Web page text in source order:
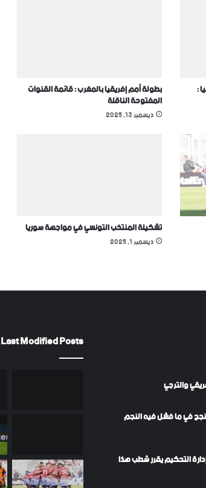
: بطولة أمم إفريقيا بالمغرب : قائمة القنوات
المفتوحة الناقلة
ديسمبر 13, 2025
تشكيلة المنتخب التونسي في مواجهة سوريا
ديسمبر 1, 2025
والترجي
ينجح في ما فشل فيه النجم
التحكيم يقرر شطب هذا
Last Modified Posts